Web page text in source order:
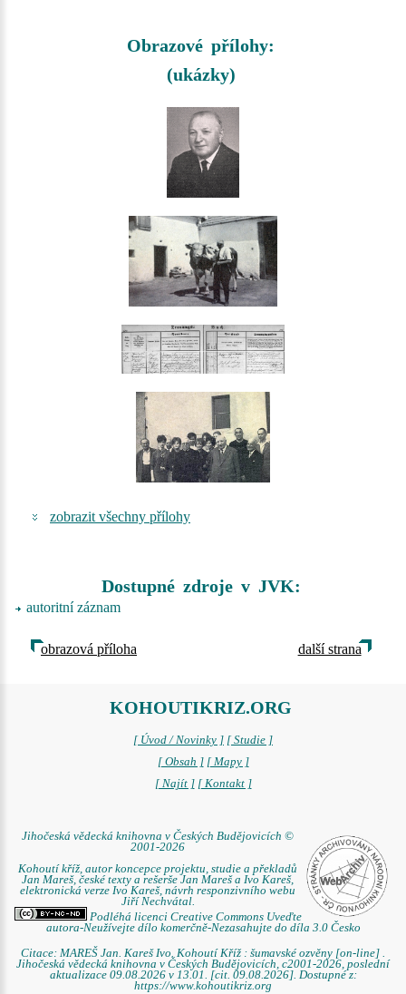
Obrazové přílohy:
(ukázky)
zobrazit všechny přílohy
Dostupné zdroje v JVK:
autoritní záznam
obrazová příloha další strana
KOHOUTIKRIZ.ORG
[ Úvod / Novinky ] [ Studie ]
[ Obsah ] [ Mapy ]
[ Najít ] [ Kontakt ]
Jihočeská vědecká knihovna v Českých Budějovicích ©
2001-2026
Kohoutí kříž, autor koncepce projektu, studie a překladů
Jan Mareš, české texty a rešerše Jan Mareš a Ivo Kareš,
elektronická verze Ivo Kareš, návrh responzivního webu
Jiří Nechvátal.
Podléhá licenci Creative Commons Uveďte
autora-Neužívejte dílo komerčně-Nezasahujte do díla 3.0 Česko
Citace: MAREŠ Jan. Kareš Ivo. Kohoutí Kříž : šumavské ozvěny [on-line] .
Jihočeská vědecká knihovna v Českých Budějovicích, c2001-2026, poslední
aktualizace 09.08.2026 v 13.01. [cit. 09.08.2026]. Dostupné z:
https://www.kohoutikriz.org